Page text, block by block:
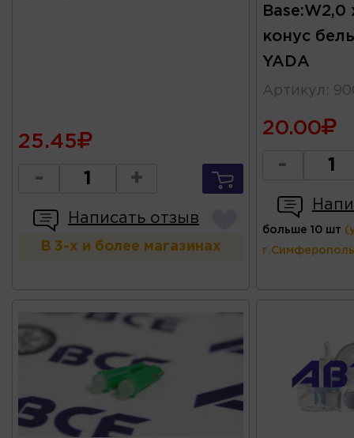
25.45
- +
Написать отзыв
В 3-х и более магазинах
Base:W2,0
конус
YADА
Артикул :
20.00
-
больше 10 шт